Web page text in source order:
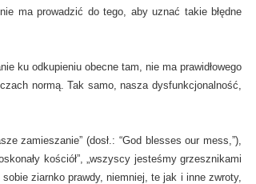
ma prowadzić do tego, aby uznać takie błędne
ku odkupieniu obecne tam, nie ma prawidłowego
normą. Tak samo, nasza dysfunkcjonalność,
zamieszanie” (dosł.: “God blesses our mess,”),
kościół”, „wszyscy jesteśmy grzesznikami
ziarnko prawdy, niemniej, te jak i inne zwroty,